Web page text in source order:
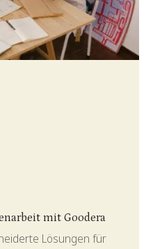
mit Goodera
Lösungen für